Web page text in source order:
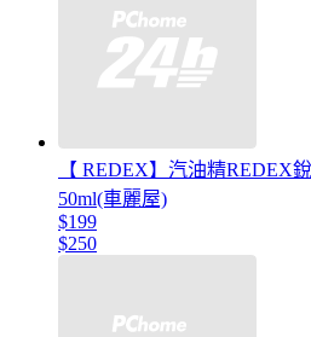
【 REDEX】汽油精REDEX
50ml(車麗屋)
$199
$250